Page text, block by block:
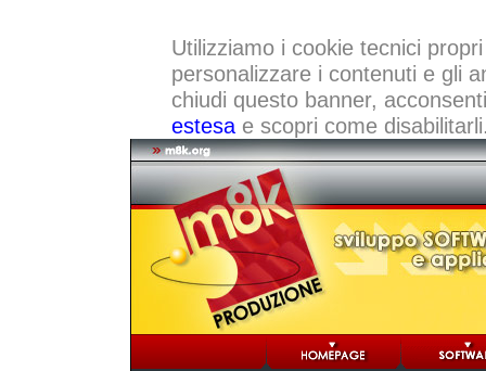
Utilizziamo i cookie tecnici
personalizzare i contenuti e gli
chiudi questo banner,
estesae scopri come